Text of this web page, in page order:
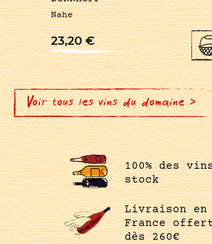
Nahe
23,20€
Voir tous les vins du domaine >
100% des
stock
Livraison en
France
dès 260€